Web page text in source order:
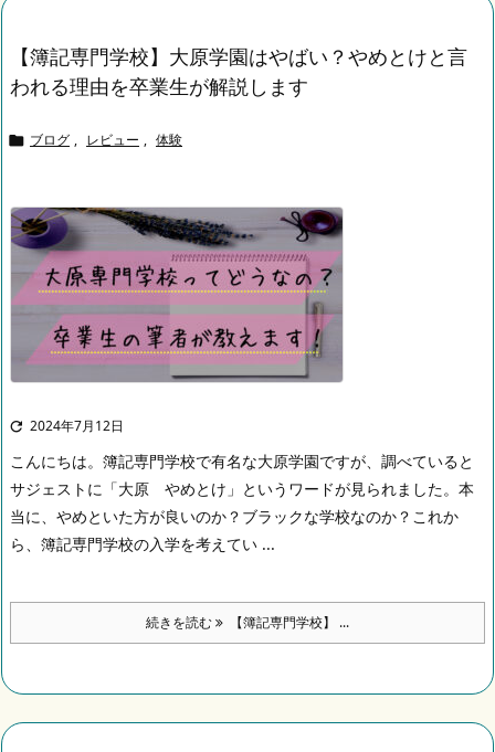
【簿記専門学校】大原学園はやばい？やめとけと言
われる理由を卒業生が解説します
 ブログ , レビュー , 体験
 2024年7月12日
こんにちは。 簿記専門学校で有名な大原学園ですが、調べていると
サジェストに「大原 やめとけ」というワードが見られました。 本
当に、やめといた方が良いのか？ブラックな学校なのか？これか
ら、簿記専門学校の入学を考えてい ...
続きを読む 【簿記専門学校】 ...